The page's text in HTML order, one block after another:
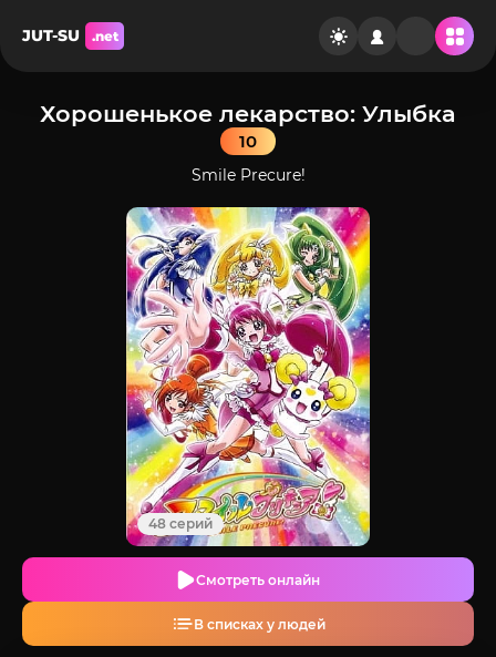
JUT-SU .net
Хорошенькое лекарство: Улыбка
10
Smile Precure!
48 серий
Смотреть онлайн
В списках у людей